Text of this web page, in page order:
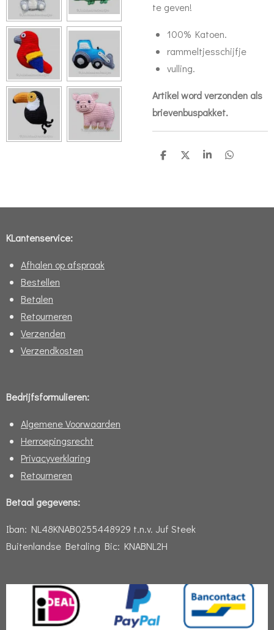
te geven!
100% Katoen.
rammeltjesschijfje
vulling.
Artikel word verzonden als
brievenbuspakket.
D
D
S
D
KLantenservice:
Afhalen op afspraak
Bestellen
Betalen
Retourneren
Verzenden
Verzendkosten
Bedrijfsformulieren:
Algemene Voorwaarden
Herroepingsrecht
Privacyverklaring
Retourneren
Betaal gegevens:
Iban: NL48KNAB0255448929 t.n.v. Juf Steek
Buitenlandse Betaling Bic: KNABNL2H